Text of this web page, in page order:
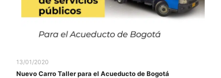
13/01/2020
Nuevo Carro Taller para el Acueducto de Bogotá